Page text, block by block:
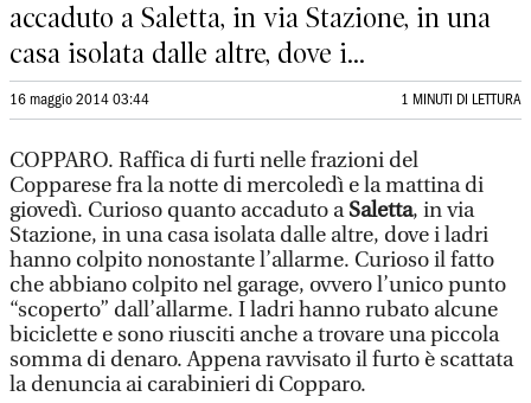
accaduto a Saletta, in via Stazione, in una
casa isolata dalle altre, dove i...
16 maggio 2014 03:44 1 MINUTI DI LETTURA
COPPARO. Raffica di furti nelle frazioni del
Copparese fra la notte di mercoledì e la mattina di
giovedì. Curioso quanto accaduto aSaletta, in via
Stazione, in una casa isolata dalle altre, dove i ladri
hanno colpito nonostante l’allarme. Curioso il fatto
che abbiano colpito nel garage, ovvero l’unico punto
“scoperto” dall’allarme. I ladri hanno rubato alcune
biciclette e sono riusciti anche a trovare una piccola
somma di denaro. Appena ravvisato il furto è scattata
la denuncia ai carabinieri di Copparo.